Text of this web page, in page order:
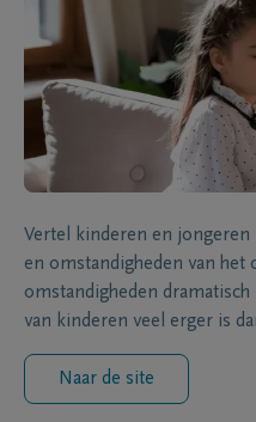
Vertel kinderen en
en omstandigheden van het
omstandigheden
van kinderen veel erger is
Naar de site